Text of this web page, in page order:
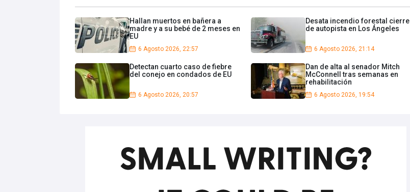
Hallan muertos en bañera a
madre y a su bebé de 2 meses en
EU
6 Agosto 2026, 22:57
Desata incendio forestal cierre
de autopista en Los Ángeles
6 Agosto 2026, 21:14
Detectan cuarto caso de fiebre
del conejo en condados de EU
6 Agosto 2026, 20:57
Dan de alta al senador Mitch
McConnell tras semanas en
rehabilitación
6 Agosto 2026, 19:54